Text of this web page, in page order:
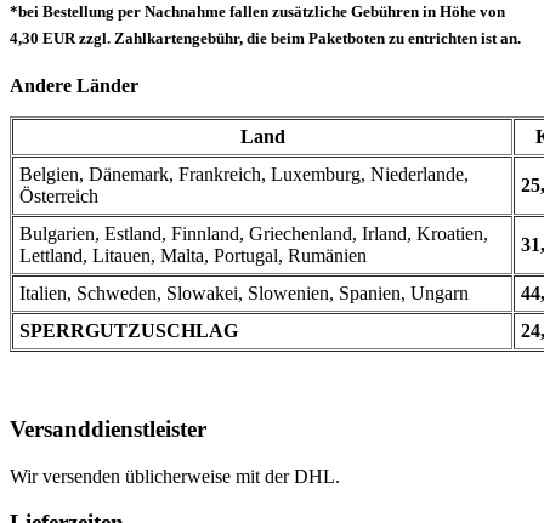
*bei Bestellung per Nachnahme fallen zusätzliche Gebühren in Höhe von
4,30 EUR zzgl. Zahlkartengebühr, die beim Paketboten zu entrichten ist an.
Andere Länder
Land
Belgien, Dänemark, Frankreich, Luxemburg, Niederlande,
Österreich
Bulgarien, Estland, Finnland, Griechenland, Irland, Kroatien,
Lettland, Litauen, Malta, Portugal, Rumänien
Italien, Schweden, Slowakei, Slowenien, Spanien, Ungarn
SPERRGUTZUSCHLAG
Versanddienstleister
Wir versenden üblicherweise mit der DHL.